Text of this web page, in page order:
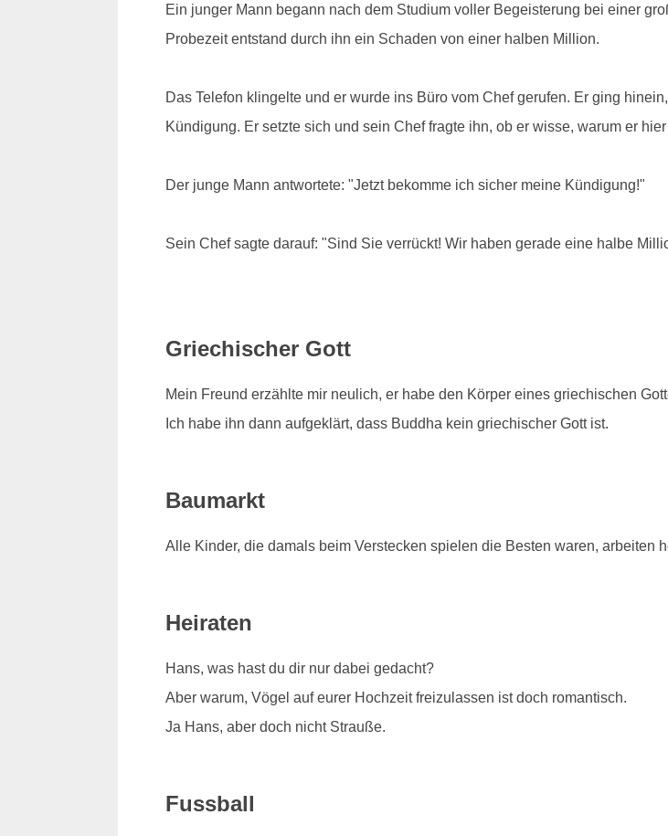
Ein junger Mann begann nach dem Studium voller Begeisterung bei einer
Probezeit entstand durch ihn ein Schaden von einer halben Million.
Das Telefon klingelte und er wurde ins Büro vom Chef gerufen. Er ging
Kündigung. Er setzte sich und sein Chef fragte ihn, ob er wisse, warum er
Der junge Mann antwortete: "Jetzt bekomme ich sicher meine Kündigung!"
Sein Chef sagte darauf: "Sind Sie verrückt! Wir haben gerade eine halbe
Griechischer Gott
Mein Freund erzählte mir neulich, er habe den Körper eines griechischen
Ich habe ihn dann aufgeklärt, dass Buddha kein griechischer Gott ist.
Baumarkt
Alle Kinder, die damals beim Verstecken spielen die Besten waren, arbeiten
Heiraten
Hans, was hast du dir nur dabei gedacht?
Aber warum, Vögel auf eurer Hochzeit freizulassen ist doch romantisch.
Ja Hans, aber doch nicht Strauße.
Fussball